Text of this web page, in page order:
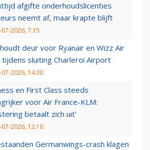
afgifte onderhoudslicenties
neemt af, maar krapte blijft
2026, 7:15
deur voor Ryanair en Wizz Air
tijdens sluiting Charleroi Airport
07-2026, 14:30
en First Class steeds
voor Air France-KLM:
betaalt zich uit’
07-2026, 12:10
Germanwings-crash klagen